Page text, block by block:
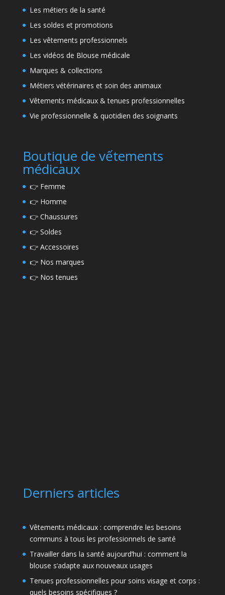
Les métiers de la santé
Les soldes et promotions
Les vêtements professionnels
Les vidéos de Blouse médicale
Marques & collections
Métiers vétérinaires et soin des animaux
Vêtements médicaux & tenues professionnelles
Vie professionnelle & quotidien des soignants
Boutique de vếtements
médicaux
👉 Femme
👉 Homme
👉 Chaussures
👉 Soldes
👉 Accessoires
👉 Nos marques
👉 Nos tenues
Derniers articles
Vêtements médicaux : comprendre les besoins
communs à tous les professionnels de santé
Travailler dans la santé aujourd’hui : comment la
blouse s’adapte aux nouveaux usages
Tenues professionnelles pour soins visage et corps :
quels besoins spécifiques ?